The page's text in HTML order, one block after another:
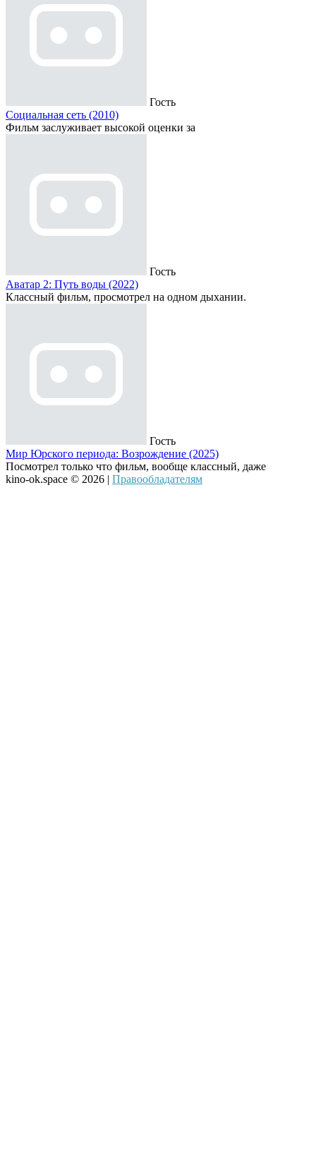
Гость
Социальная сеть (2010)
Фильм заслуживает высокой оценки за
Гость
Аватар 2: Путь воды (2022)
Классный фильм, просмотрел на одном дыхании.
Гость
Мир Юрского периода: Возрождение (2025)
Посмотрел только что фильм, вообще классный, даже
kino-ok.space © 2026 | Правообладателям